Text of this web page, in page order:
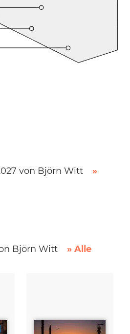
von Björn Witt
»
Björn Witt
» Alle